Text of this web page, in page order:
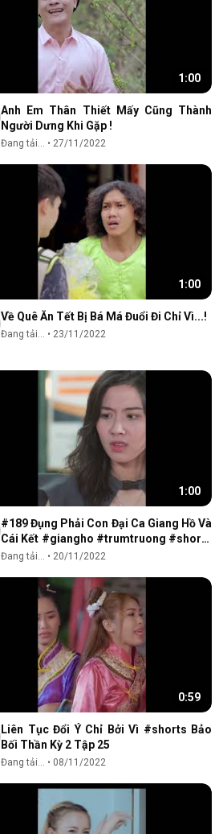
1:00
Anh Em Thân Thiết Mấy Cũng Thành
Người Dưng Khi Gặp !
Đang tải... • 27/11/2022
1:00
Về Quê Ăn Tết Bị Bá Má Đuổi Đi Chỉ Vì...!
Đang tải... • 23/11/2022
1:00
#189 Đụng Phải Con Đại Ca Giang Hồ Và
Cái Kết #giangho #trumtruong #shorts
#chidai
Đang tải... • 20/11/2022
0:59
Liên Tục Đổi Ý Chỉ Bởi Vì #shorts Bảo
Bối Thần Kỳ 2 Tập 25
Đang tải... • 08/11/2022